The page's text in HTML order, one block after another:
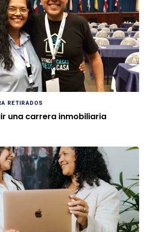
RETIRADOS
una carrera inmobiliaria